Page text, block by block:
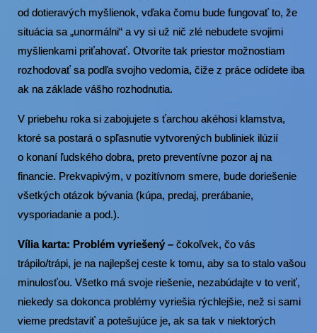
od dotieravých myšlienok, vďaka čomu bude fungovať to, že
situácia sa „unormálni“ a vy si už nič zlé nebudete svojimi
myšlienkami priťahovať. Otvoríte tak priestor možnostiam
rozhodovať sa podľa svojho vedomia, čiže z práce odídete iba
ak na základe vášho rozhodnutia.
V priebehu roka si zabojujete s ťarchou akéhosi klamstva,
ktoré sa postará o spľasnutie vytvorených bubliniek ilúzií
o konaní ľudského dobra, preto preventívne pozor aj na
financie. Prekvapivým, v pozitívnom smere, bude doriešenie
všetkých otázok bývania (kúpa, predaj, prerábanie,
vysporiadanie a pod.).
Vília karta: Problém vyriešený – čokoľvek, čo vás
trápilo/trápi, je na najlepšej ceste k tomu, aby sa to stalo vašou
minulosťou. Všetko má svoje riešenie, nezabúdajte v to veriť,
niekedy sa dokonca problémy vyriešia rýchlejšie, než si sami
vieme predstaviť a potešujúce je, ak sa tak v niektorých